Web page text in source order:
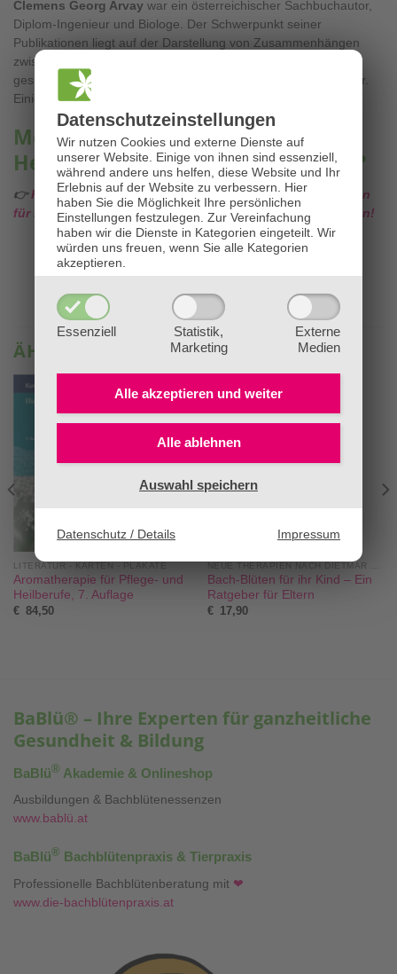
Datenschutz­einstellungen
Wir nutzen Cookies und externe Dienste auf
unserer Website. Einige von ihnen sind essenziell,
während andere uns helfen, diese Website und Ihr
Erlebnis auf der Website zu verbessern. Hier
haben Sie die Möglichkeit Ihre persönlichen
Einstellungen festzulegen. Zur Vereinfachung
haben wir die Dienste in Kategorien eingeteilt. Wir
würden uns freuen, wenn Sie alle Kategorien
akzeptieren.
Essenziell
Statistik,
Marketing
Externe
Medien
Alle akzeptieren und weiter
Alle ablehnen
Auswahl speichern
Datenschutz / Details Impressum
Clemens Georg Arvay war ein österreichischer Sachbuchautor,
Diplom-Ingenieur und Biologe. Der Schwerpunkt seiner
Publikationen liegt auf der Darstellung von Zusammenhängen
zwischen Ökologie und Gesundheit. Als Autor behandelte er
gesundheitliche Zusammenhänge zwischen Mensch und Natur.
Einige seiner Bücher wurden zu Bestsellern.
Mehr über Kräuter, TEM,
Heilpflanzen & Waldbaden lernen?
👉 Klicken Sie HIER für alle Infos zu unseren Ausbildungen
für Kräuter, Meisterkräuter, TEM, Heilpflanzen & Waldbaden!
ÄHNLICHE PRODUKTE
LITERATUR - KARTEN - PLAKATE
Aromatherapie für Pflege- und
Heilberufe, 7. Auflage
€ 84,50
Bach-Blüten für ihr Kind – Ein
Ratgeber für Eltern
€ 17,90
BaBlü® – Ihre Experten für ganzheitliche
Gesundheit & Bildung
BaBlü® Akademie & Onlineshop
Ausbildungen & Bachblütenessenzen
www.bablü.at
BaBlü® Bachblütenpraxis & Tierpraxis
Professionelle Bachblütenberatung mit ❤
www.die-bachblütenpraxis.at